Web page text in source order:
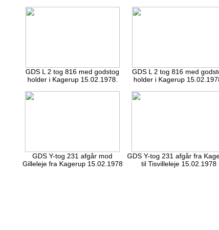
GDS L 2 tog 816 med godstog
holder i Kagerup 15.02.1978.
GDS L 2 tog 816 med
holder i Kagerup
GDS Y-tog 231 afgår mod
Gilleleje fra Kagerup 15.02.1978
GDS Y-tog 231 afgår fra
til Tisvilleleje 15.02.1978